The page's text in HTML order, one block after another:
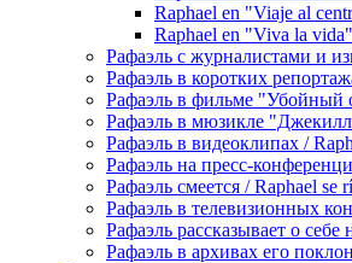
Raphael en "Viaje al
Raphael en "Viva la
Рафаэль с журналистами и
Рафаэль в коротких
Рафаэль в фильме "Убойный
Рафаэль в мюзикле
Рафаэль в видеоклипах /
Рафаэль на пресс-
Рафаэль смеется / Raphael se
Рафаэль в телевизионных
Рафаэль рассказывает о
Рафаэль в архивах его